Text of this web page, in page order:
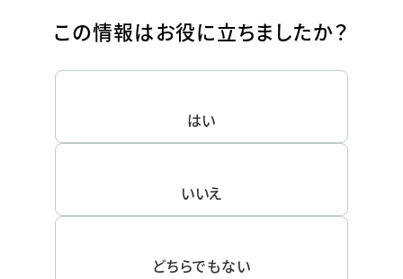
この情報はお役に立ちましたか？
はい
いいえ
どちらでもない